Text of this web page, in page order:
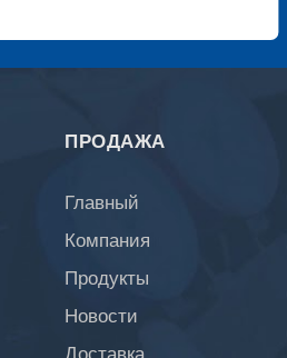
ПРОДАЖА
Главный
Компания
Продукты
Новости
Доставка